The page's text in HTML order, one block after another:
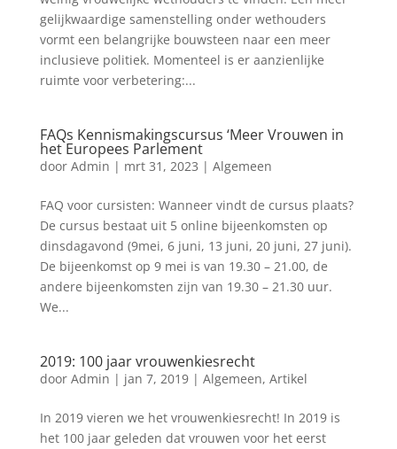
gelijkwaardige samenstelling onder wethouders
vormt een belangrijke bouwsteen naar een meer
inclusieve politiek. Momenteel is er aanzienlijke
ruimte voor verbetering:...
FAQs Kennismakingscursus ‘Meer Vrouwen in
het Europees Parlement
door Admin | mrt 31, 2023 | Algemeen
FAQ voor cursisten: Wanneer vindt de cursus plaats?
De cursus bestaat uit 5 online bijeenkomsten op
dinsdagavond (9mei, 6 juni, 13 juni, 20 juni, 27 juni).
De bijeenkomst op 9 mei is van 19.30 – 21.00, de
andere bijeenkomsten zijn van 19.30 – 21.30 uur.
We...
2019: 100 jaar vrouwenkiesrecht
door Admin | jan 7, 2019| Algemeen, Artikel
In 2019 vieren we het vrouwenkiesrecht! In 2019 is
het 100 jaar geleden dat vrouwen voor het eerst